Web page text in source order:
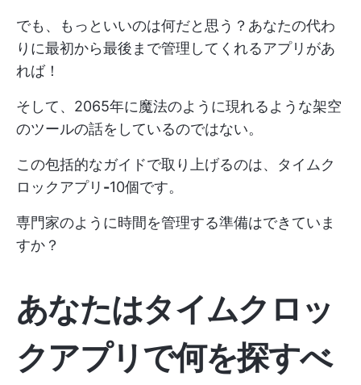
でも、もっといいのは何だと思う？あなたの代わ
りに最初から最後まで管理してくれるアプリがあ
れば！
そして、2065年に魔法のように現れるような架空
のツールの話をしているのではない。
この包括的なガイドで取り上げるのは、タイムク
ロックアプリ -10個です。
専門家のように時間を管理する準備はできていま
すか？
あなたはタイムクロッ
クアプリで何を探すべ